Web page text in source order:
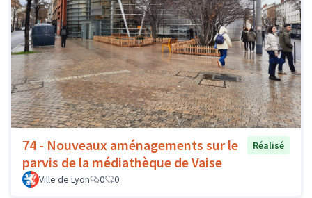
74 - Nouveaux aménagements sur le
parvis de la médiathèque de Vaise
Réalisé
Ville de Lyon 0 0